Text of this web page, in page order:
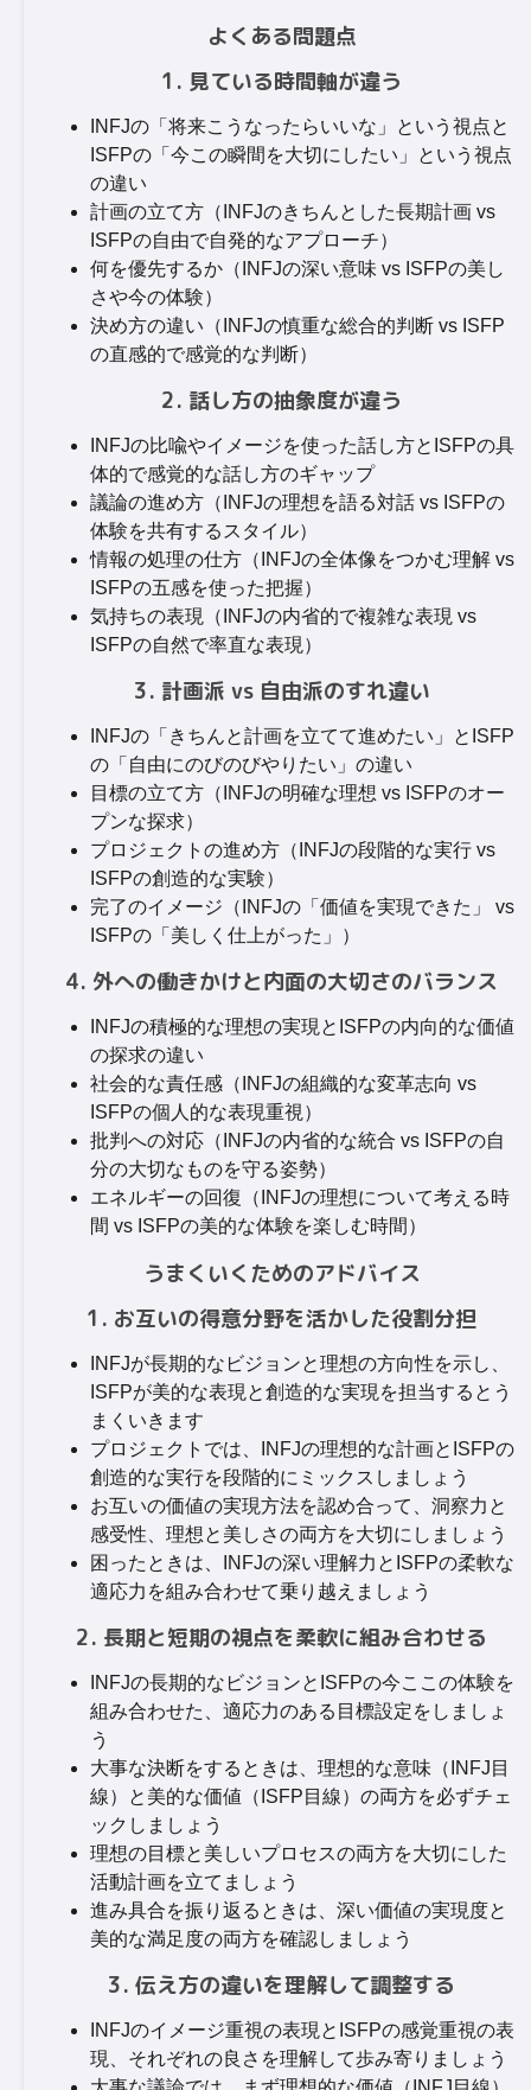
よくある問題点
1. 見ている時間軸が違う
INFJの「将来こうなったらいいな」という視点と
ISFPの「今この瞬間を大切にしたい」という視点
の違い
計画の立て方（INFJのきちんとした長期計画 vs
ISFPの自由で自発的なアプローチ）
何を優先するか（INFJの深い意味 vs ISFPの美し
さや今の体験）
決め方の違い（INFJの慎重な総合的判断 vs ISFP
の直感的で感覚的な判断）
2. 話し方の抽象度が違う
INFJの比喩やイメージを使った話し方とISFPの具
体的で感覚的な話し方のギャップ
議論の進め方（INFJの理想を語る対話 vs ISFPの
体験を共有するスタイル）
情報の処理の仕方（INFJの全体像をつかむ理解 vs
ISFPの五感を使った把握）
気持ちの表現（INFJの内省的で複雑な表現 vs
ISFPの自然で率直な表現）
3. 計画派 vs 自由派のすれ違い
INFJの「きちんと計画を立てて進めたい」とISFP
の「自由にのびのびやりたい」の違い
目標の立て方（INFJの明確な理想 vs ISFPのオー
プンな探求）
プロジェクトの進め方（INFJの段階的な実行 vs
ISFPの創造的な実験）
完了のイメージ（INFJの「価値を実現できた」 vs
ISFPの「美しく仕上がった」）
4. 外への働きかけと内面の大切さのバランス
INFJの積極的な理想の実現とISFPの内向的な価値
の探求の違い
社会的な責任感（INFJの組織的な変革志向 vs
ISFPの個人的な表現重視）
批判への対応（INFJの内省的な統合 vs ISFPの自
分の大切なものを守る姿勢）
エネルギーの回復（INFJの理想について考える時
間 vs ISFPの美的な体験を楽しむ時間）
うまくいくためのアドバイス
1. お互いの得意分野を活かした役割分担
INFJが長期的なビジョンと理想の方向性を示し、
ISFPが美的な表現と創造的な実現を担当するとう
まくいきます
プロジェクトでは、INFJの理想的な計画とISFPの
創造的な実行を段階的にミックスしましょう
お互いの価値の実現方法を認め合って、洞察力と
感受性、理想と美しさの両方を大切にしましょう
困ったときは、INFJの深い理解力とISFPの柔軟な
適応力を組み合わせて乗り越えましょう
2. 長期と短期の視点を柔軟に組み合わせる
INFJの長期的なビジョンとISFPの今ここの体験を
組み合わせた、適応力のある目標設定をしましょ
う
大事な決断をするときは、理想的な意味（INFJ目
線）と美的な価値（ISFP目線）の両方を必ずチェ
ックしましょう
理想の目標と美しいプロセスの両方を大切にした
活動計画を立てましょう
進み具合を振り返るときは、深い価値の実現度と
美的な満足度の両方を確認しましょう
3. 伝え方の違いを理解して調整する
INFJのイメージ重視の表現とISFPの感覚重視の表
現、それぞれの良さを理解して歩み寄りましょう